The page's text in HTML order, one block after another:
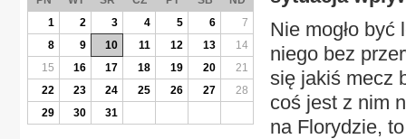
Nie mogło
niego bez
się jakiś mecz
coś jest z nim
na Florydzie,
1
2 3 4 5 6
7
8
9 10 11 12 13
14
15
16 17 18 19 20
21
22
23 24 25 26 27
28
29
30 31